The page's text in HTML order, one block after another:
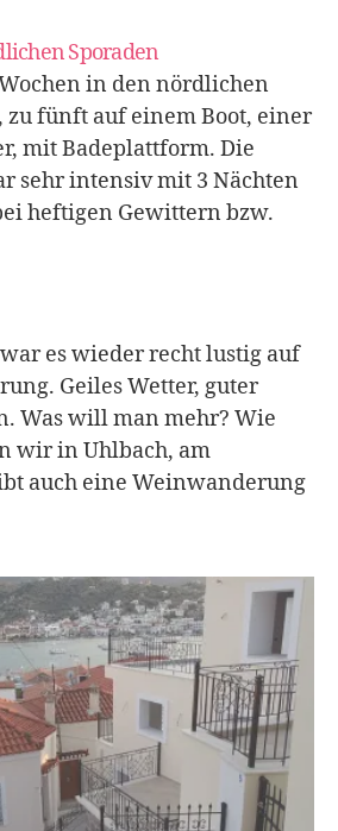
Sporaden
in den nördlichen
zu fünft auf einem Boot, einer
mit Badeplattform. Die
sehr intensiv mit 3 Nächten
heftigen Gewittern bzw.
einmal die Route:
Skiathos. Es gibt einige
es wieder recht lustig auf
Geiles Wetter, guter
Was will man mehr? Wie
wir in Uhlbach, am
auch eine Weinwanderung
sind soo viele Leute. Die
Kelter…